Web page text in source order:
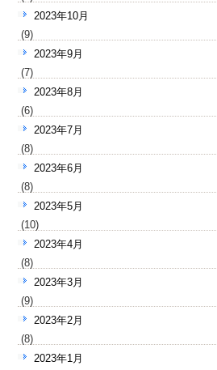
2023年10月
(9)
2023年9月
(7)
2023年8月
(6)
2023年7月
(8)
2023年6月
(8)
2023年5月
(10)
2023年4月
(8)
2023年3月
(9)
2023年2月
(8)
2023年1月